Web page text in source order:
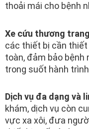
thoải mái cho bệnh
Xe cứu thương
các thiết bị cần
toàn, đảm bảo
trong suốt hành
Dịch vụ đa dạng và
khám, dịch vụ còn
vực xa xôi, đưa